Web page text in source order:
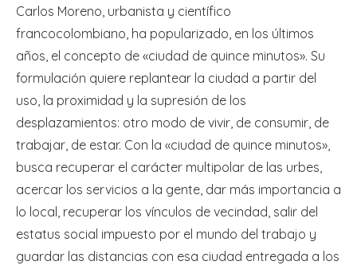
Carlos Moreno, urbanista y científico
francocolombiano, ha popularizado, en los últimos
años, el concepto de «ciudad de quince minutos». Su
formulación quiere replantear la ciudad a partir del
uso, la proximidad y la supresión de los
desplazamientos: otro modo de vivir, de consumir, de
trabajar, de estar. Con la «ciudad de quince minutos»,
busca recuperar el carácter multipolar de las urbes,
acercar los servicios a la gente, dar más importancia a
lo local, recuperar los vínculos de vecindad, salir del
estatus social impuesto por el mundo del trabajo y
guardar las distancias con esa ciudad entregada a los